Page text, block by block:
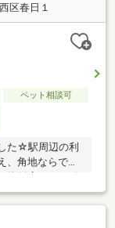
区春日１
ペット相談可
た☆駅周辺の利
、角地ならでは
広い用途にご検
せください建
時には自然を